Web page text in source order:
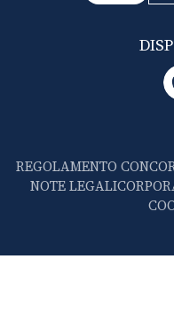
REGOLAMENTO
NOTE LEGALI